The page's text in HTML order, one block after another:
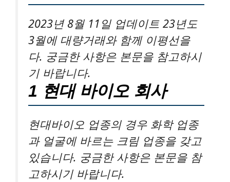
2023년 8월 11일 업데이트 23년도
3월에 대량거래와 함께 이평선을
다. 궁금한 사항은 본문을 참고하시
기 바랍니다.
1 현대 바이오 회사
현대바이오 업종의 경우 화학 업종
과 얼굴에 바르는 크림 업종을 갖고
있습니다. 궁금한 사항은 본문을 참
고하시기 바랍니다.